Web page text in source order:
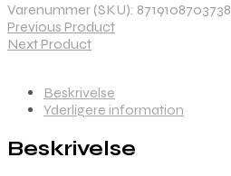
Varenummer (SKU): 8719108703738
Previous Product
Next Product
Beskrivelse
Yderligere information
Beskrivelse